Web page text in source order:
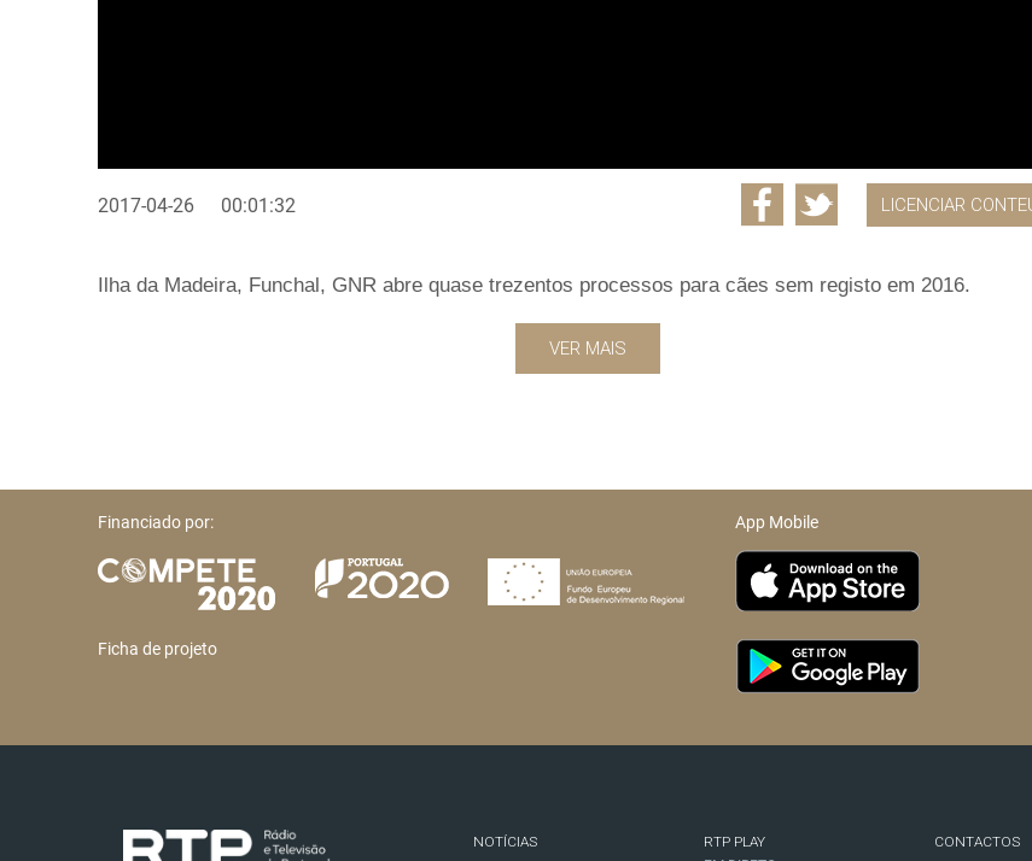
2017-04-26 00:01:32 LICENCIAR
Ilha da Madeira, Funchal, GNR abre quase trezentos processos para cães sem registo em 2016.
VER MAIS
Financiado por:
Ficha de projeto
App Mobile
NOTÍCIAS
RTP PLAY
CONTACTOS